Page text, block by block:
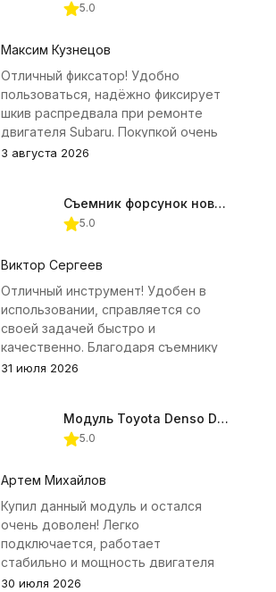
5.0
Максим Кузнецов
Отличный фиксатор! Удобно
пользоваться, надёжно фиксирует
шкив распредвала при ремонте
двигателя Subaru. Покупкой очень
доволен.
3 августа 2026
Съемник форсунок новых дизельных двигателей Jonnesway
5.0
Виктор Сергеев
Отличный инструмент! Удобен в
использовании, справляется со
своей задачей быстро и
качественно. Благодаря съемнику
удалось избежать лишних хлопот с
31 июля 2026
Модуль Toyota Denso Diesel 2.8D для ChipTuningPRO
5.0
Артем Михайлов
Купил данный модуль и остался
очень доволен! Легко
подключается, работает
стабильно и мощность двигателя
заметно увеличилась. Рекомендую
30 июля 2026